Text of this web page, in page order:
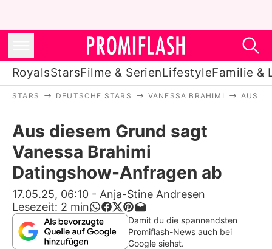
RoyalsStarsFilme & SerienLifestyleFamilie &
Stars
Filme & Serien
Lifestyle
Familie & Liebe
Promiflash Exklusiv
STARS DEUTSCHE STARS VANESSA BRAHIMI AUS
Aus diesem Grund sagt
Vanessa Brahimi
Datingshow-Anfragen ab
17.05.25, 06:10 - Anja-Stine Andresen
Lesezeit: 2 min
Damit du die spannendsten
Promiflash-News auch bei
Google siehst.